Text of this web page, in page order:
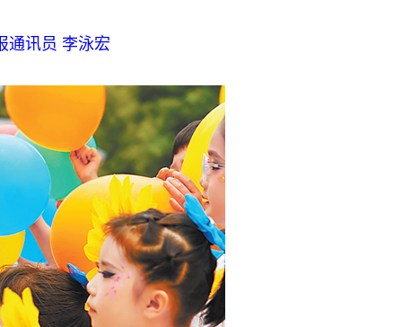
讯员 李泳宏